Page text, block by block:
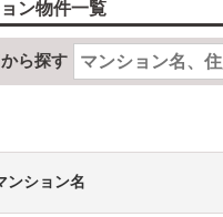
ン物件一覧
ら探す
ンション名